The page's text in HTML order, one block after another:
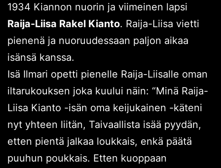
1934 Kiannon nuorin ja viimeinen lapsi
Raija-Liisa Rakel Kianto. Raija-Liisa vietti
pienenä ja nuoruudessaan paljon aikaa
isänsä kanssa.
Isä Ilmari opetti pienelle Raija-Liisalle oman
iltarukouksen joka kuului näin: “Minä Raija-
Liisa Kianto -isän oma keijukainen -käteni
nyt yhteen liitän, Taivaallista isää pyydän,
etten pientä jalkaa loukkais, enkä päätä
puuhun poukkais. Etten kuoppaan